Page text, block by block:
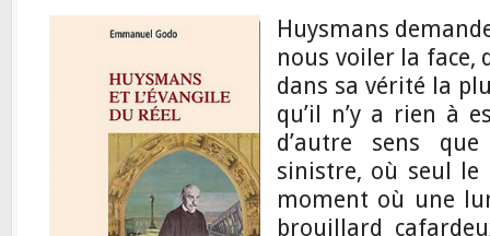
Huysmans
nous voiler la face,
dans sa vérité la
qu’il n’y a rien à
d’autre sens
sinistre, où seul
moment où une
brouillard